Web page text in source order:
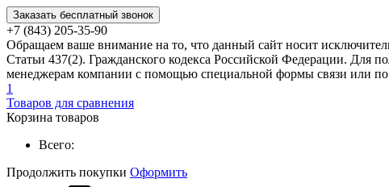
Заказать бесплатный звонок
+7 (843) 205-35-90
Обращаем ваше внимание на то, что данный сайт носит
Статьи 437(2). Гражданского кодекса Российской Федерации. Для
менеджерам компании с помощью специальной формы связи или по
1
Товаров для сравнения
Корзина товаров
Всего:
Продолжить покупки Оформить